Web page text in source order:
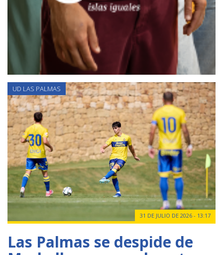
UD LAS PALMAS
31 DE JULIO DE 2026 - 13:17
Las Palmas se despide de